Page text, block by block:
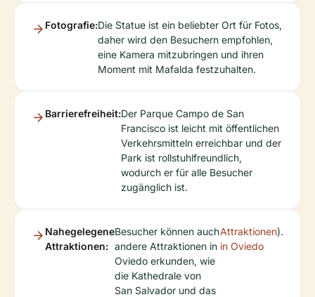
Fotografie:Die Statue ist ein beliebter Ort für Fotos,
daher wird den Besuchern empfohlen,
eine Kamera mitzubringen und ihren
Moment mit Mafalda festzuhalten.
Barrierefreiheit:Der Parque Campo de San
Francisco ist leicht mit öffentlichen
Verkehrsmitteln erreichbar und der
Park ist rollstuhlfreundlich,
wodurch er für alle Besucher
zugänglich ist.
Nahegelegene
Attraktionen:
Besucher können auch
andere Attraktionen in
Oviedo erkunden, wie
die Kathedrale von
San Salvador und das
Attraktionen
in Oviedo
).